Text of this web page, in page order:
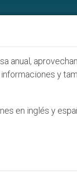
Sacerdotes
anual,
y
en inglés y